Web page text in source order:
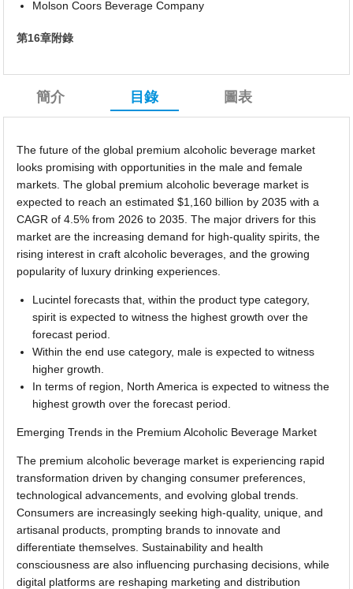
Molson Coors Beverage Company
第16章附錄
簡介 目錄 圖表
The future of the global premium alcoholic beverage market
looks promising with opportunities in the male and female
markets. The global premium alcoholic beverage market is
expected to reach an estimated $1,160 billion by 2035 with a
CAGR of 4.5% from 2026 to 2035. The major drivers for this
market are the increasing demand for high-quality spirits, the
rising interest in craft alcoholic beverages, and the growing
popularity of luxury drinking experiences.
Lucintel forecasts that, within the product type category,
spirit is expected to witness the highest growth over the
forecast period.
Within the end use category, male is expected to witness
higher growth.
In terms of region, North America is expected to witness the
highest growth over the forecast period.
Emerging Trends in the Premium Alcoholic Beverage Market
The premium alcoholic beverage market is experiencing rapid
transformation driven by changing consumer preferences,
technological advancements, and evolving global trends.
Consumers are increasingly seeking high-quality, unique, and
artisanal products, prompting brands to innovate and
differentiate themselves. Sustainability and health
consciousness are also influencing purchasing decisions, while
digital platforms are reshaping marketing and distribution